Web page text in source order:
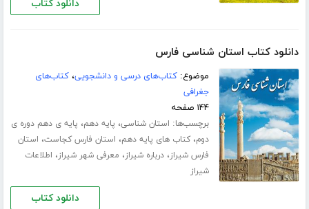
دانلود کتاب
دانلود کتاب استان شناسی فارس
موضوع:کتاب‌های درسی و دانشجویی،کتاب‌های
جغرافی
۱۴۴ صفحه
برچسب‌ها: استان شناسی، پایه دهم، پایه ی دهم دوره ی
دوم،کتاب های پایه دهم، استان فارس کجاست، استان
فارس شیراز،درباره شیراز، معرفی شهر شیراز، اطلاعات
شیراز
دانلود کتاب